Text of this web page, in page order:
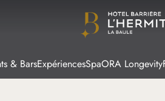
& BarsExpériencesSpaORA Longevity